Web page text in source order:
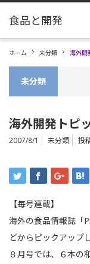
ホーム 未分類 海外開
未分類
海外開発トピ
2007/8/1 未分類 投
【毎号連載】
海外の食品情報誌「
どからピックアップ
８月号では、６本の